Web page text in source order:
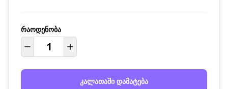
რაოდენობა
კალათაში დამატება